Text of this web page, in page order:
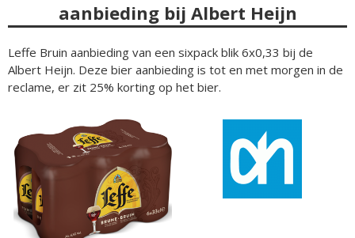
aanbieding bij Albert Heijn
Leffe Bruin aanbieding van een sixpack blik 6x0,33 bij de
Albert Heijn. Deze bier aanbieding is tot en met morgen in de
reclame, er zit 25% korting op het bier.